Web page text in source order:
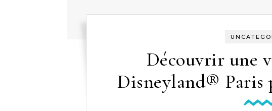
Découvrir une
Disneyland® Paris